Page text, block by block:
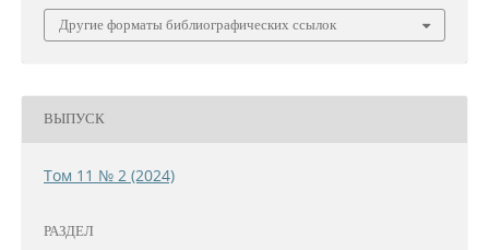
Другие форматы библиографических ссылок
ВЫПУСК
Том 11 № 2 (2024)
РАЗДЕЛ